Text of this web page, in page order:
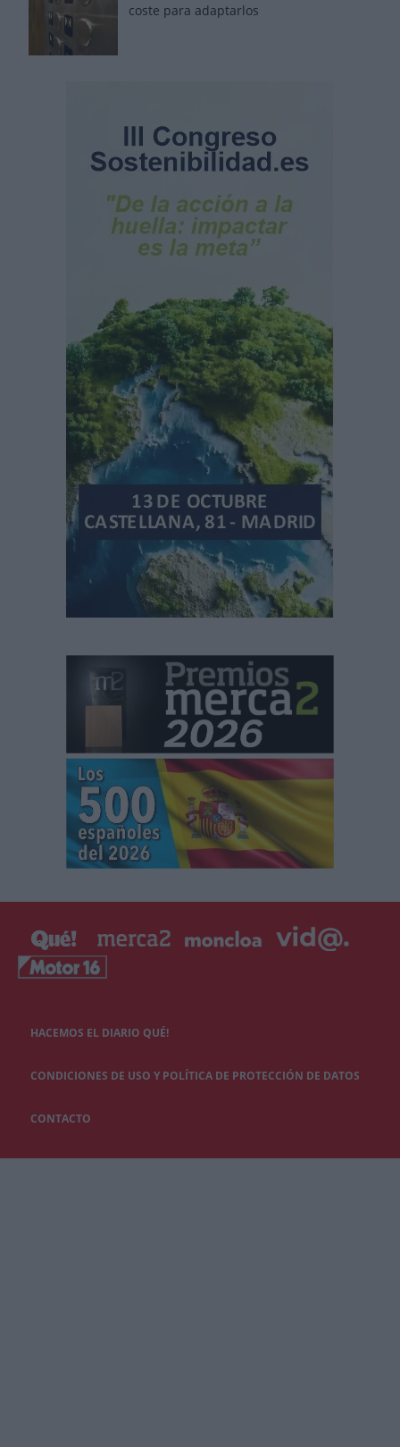
coste para adaptarlos
HACEMOS EL DIARIO QUÉ!
CONDICIONES DE USO Y POLÍTICA DE PROTECCIÓN DE DATOS
CONTACTO